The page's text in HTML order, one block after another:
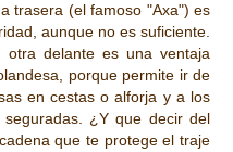
trasera (el famoso "Axa") es
aunque no es suficiente.
delante es una ventaja
porque permite ir de
en cestas o alforja y a los
¿Y que decir del
que te protege el traje